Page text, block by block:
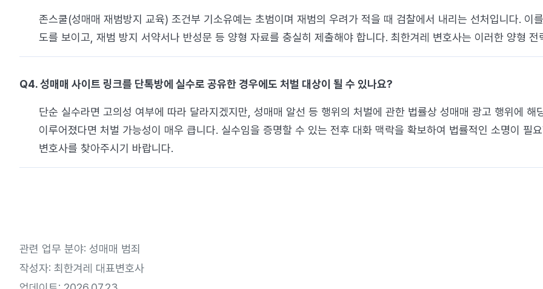
존스쿨(성매매 재범방지 교육) 조건부 기소유예는 초범이며 재범의 우려가 적을 때 검찰에서 내리는 선처입니다. 이
도를 보이고, 재범 방지 서약서나 반성문 등 양형 자료를 충실히 제출해야 합니다. 최한겨레 변호사는 이러한 양형
Q4. 성매매 사이트 링크를 단톡방에 실수로 공유한 경우에도 처벌 대상이 될 수 있나요?
단순 실수라면 고의성 여부에 따라 달라지겠지만, 성매매 알선 등 행위의 처벌에 관한 법률상 성매매 광고 행위에
이루어졌다면 처벌 가능성이 매우 큽니다. 실수임을 증명할 수 있는 전후 대화 맥락을 확보하여 법률적인 소명이 필
변호사를 찾아주시기 바랍니다.
관련 업무 분야: 성매매 범죄
작성자: 최한겨레 대표변호사